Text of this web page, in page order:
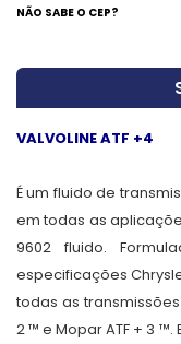
NÃO SABE O CEP?
VALVOLINE ATF +4
É um fluido de
em todas as
9602 fluido.
especificações
todas as transmissões
2 ™ e Mopar ATF + 3